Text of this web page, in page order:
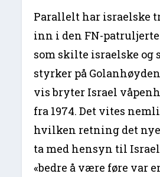
Parallelt har israelske
inn i den FN-
som skilte israelske og
styrker på
vis bryter Israel
fra 1974. Det vites
hvilken retning det
ta med hensyn til
«bedre å være føre var